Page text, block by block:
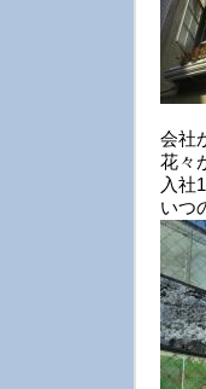
会社
花々
入社
いつ